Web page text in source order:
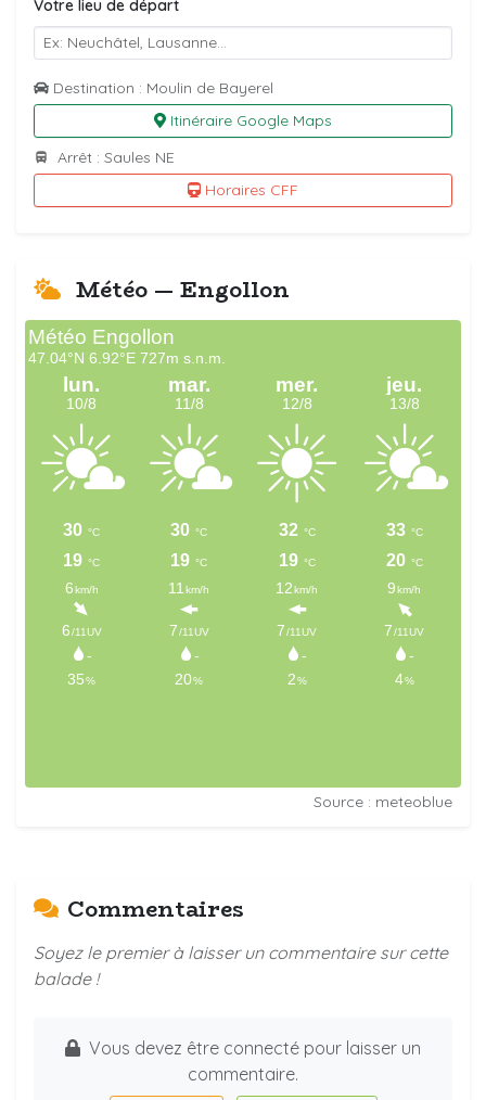
Votre lieu de départ
Destination : Moulin de Bayerel
Itinéraire Google Maps
Arrêt : Saules NE
Horaires CFF
Météo — Engollon
Source : meteoblue
Commentaires
Soyez le premier à laisser un commentaire sur cette
balade !
Vous devez être connecté pour laisser un
commentaire.